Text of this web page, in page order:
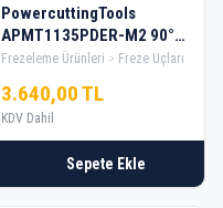
PowercuttingTools
APMT1135PDER-M2 90°
Finiş Elması ( 10 Adet )
Frezeleme Ürünleri Freze Uçları
3.640,00 TL
KDV Dahil
Sepete Ekle